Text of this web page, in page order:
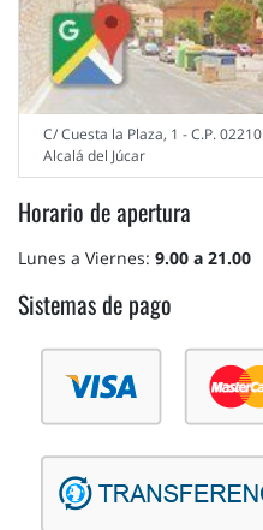
C/ Cuesta la Plaza, 1 - C.P. 02210
Alcalá del Júcar
Horario de apertura
Lunes a Viernes: 9.00 a 21.00
Sistemas de pago